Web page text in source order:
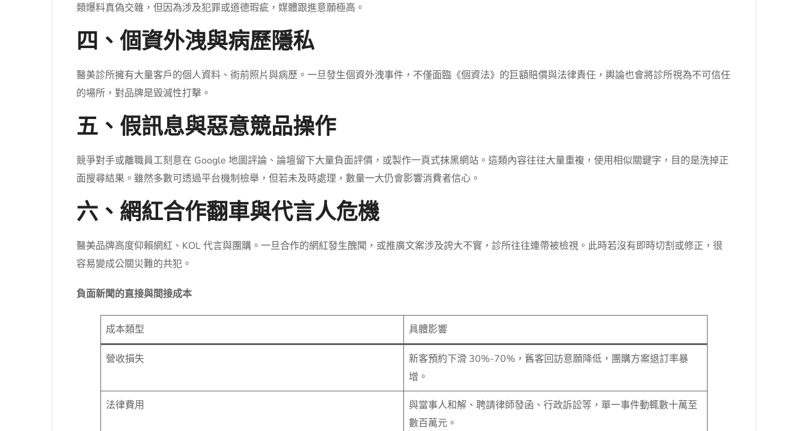
類爆料真偽交雜，但因為涉及犯罪或道德瑕疵，媒體跟進意願極高。
四、個資外洩與病歷隱私
醫美診所擁有大量客戶的個人資料、術前照片與病歷。一旦發生個資外洩事件，不僅面臨《個資法》的巨額賠償與法律責任，輿論也會將診所視為不可信任
的場所，對品牌是毀滅性打擊。
五、假訊息與惡意競品操作
競爭對手或離職員工刻意在 Google 地圖評論、論壇留下大量負面評價，或製作一頁式抹黑網站。這類內容往往大量重複，使用相似關鍵字，目的是洗掉正
面搜尋結果。雖然多數可透過平台機制檢舉，但若未及時處理，數量一大仍會影響消費者信心。
六、網紅合作翻車與代言人危機
醫美品牌高度仰賴網紅、KOL 代言與團購。一旦合作的網紅發生醜聞，或推廣文案涉及誇大不實，診所往往連帶被檢視。此時若沒有即時切割或修正，很
容易變成公關災難的共犯。
負面新聞的直接與間接成本
成本類型 具體影響
營收損失
新客預約下滑 30%-70%，舊客回訪意願降低，團購方案退訂率暴
增。
法律費用
與當事人和解、聘請律師發函、行政訴訟等，單一事件動輒數十萬至
數百萬元。